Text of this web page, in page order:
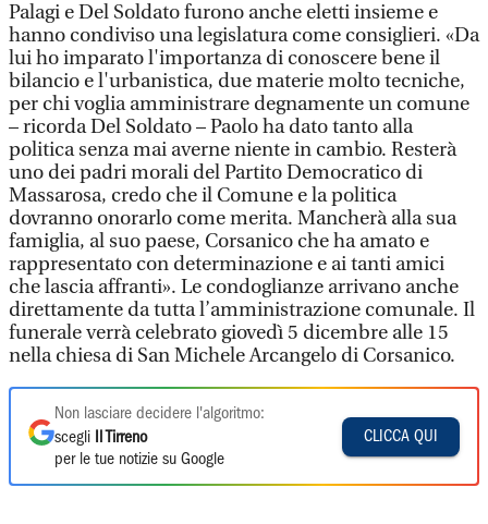
Palagi e Del Soldato furono anche eletti insieme e
hanno condiviso una legislatura come consiglieri. «Da
lui ho imparato l'importanza di conoscere bene il
bilancio e l'urbanistica, due materie molto tecniche,
per chi voglia amministrare degnamente un comune
– ricorda Del Soldato – Paolo ha dato tanto alla
politica senza mai averne niente in cambio. Resterà
uno dei padri morali del Partito Democratico di
Massarosa, credo che il Comune e la politica
dovranno onorarlo come merita. Mancherà alla sua
famiglia, al suo paese, Corsanico che ha amato e
rappresentato con determinazione e ai tanti amici
che lascia affranti». Le condoglianze arrivano anche
direttamente da tutta l’amministrazione comunale. Il
funerale verrà celebrato giovedì 5 dicembre alle 15
nella chiesa di San Michele Arcangelo di Corsanico.
Non lasciare decidere l'algoritmo:
scegli
Il Tirreno
per le tue notizie su Google
CLICCA QUI